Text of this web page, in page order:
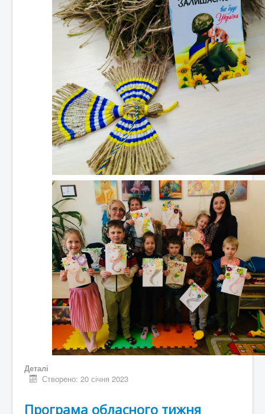
Деталі
Створено: 20 січня 2023
Програма обласного тижня